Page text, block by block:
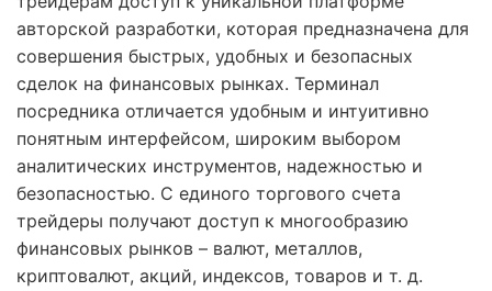
авторской разработки, которая предназначена для
совершения быстрых, удобных и безопасных
сделок на финансовых рынках. Терминал
посредника отличается удобным и интуитивно
понятным интерфейсом, широким выбором
аналитических инструментов, надежностью и
безопасностью. С единого торгового счета
трейдеры получают доступ к многообразию
финансовых рынков – валют, металлов,
криптовалют, акций, индексов, товаров и т. д.